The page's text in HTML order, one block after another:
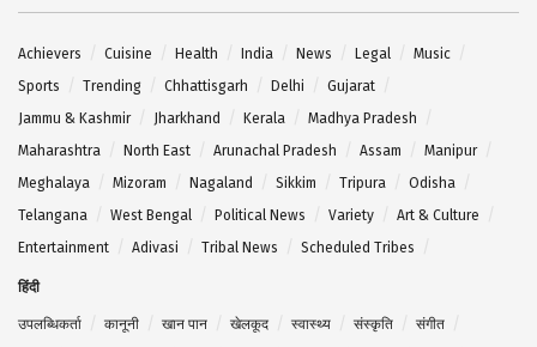
Achievers Cuisine Health India News Legal
Music
Sports
Trending Chhattisgarh Delhi
Gujarat
Jammu & Kashmir
Jharkhand Kerala
Madhya Pradesh
Maharashtra
North East Arunachal Pradesh Assam
Manipur
Meghalaya
Mizoram Nagaland Sikkim Tripura
Odisha
Telangana
West Bengal Political News Variety
Art & Culture
Entertainment
Adivasi Tribal News Scheduled Tribes
हिंदी
उपलब्धिकर्ता कानूनी खान पान खेलकूद स्वास्थ्य संस्कृति
संगीत